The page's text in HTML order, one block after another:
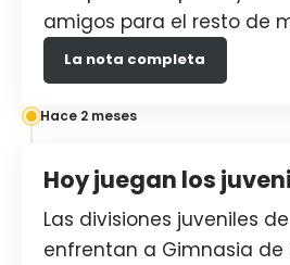
amigos para el resto de
La nota completa
Hace 2 meses
Hoy juegan los
Las divisiones juveniles
enfrentan a Gimnasia de